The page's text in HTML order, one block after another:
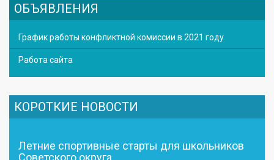
ОБЪЯВЛЕНИЯ
График работы конфликтной комиссии в 2021 году
Работа сайта
КОРОТКИЕ НОВОСТИ
Летние спортивные старты для школьников
Советского округа